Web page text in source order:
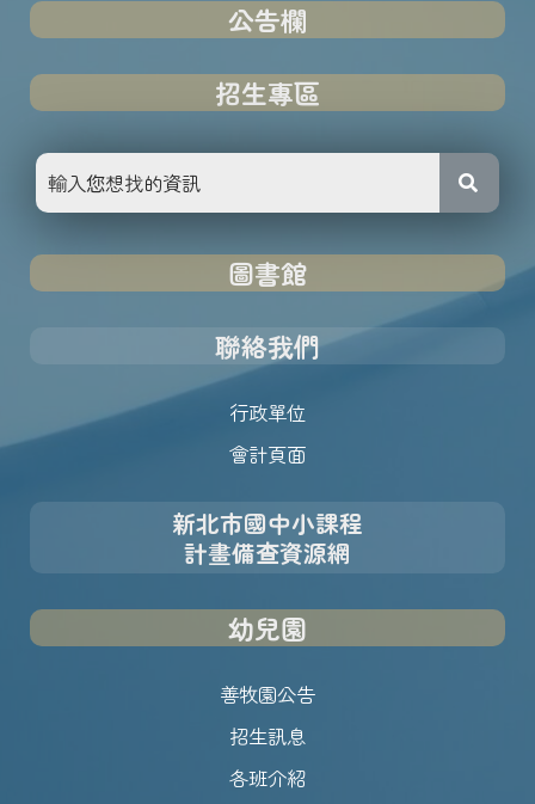
公告欄
招生專區
圖書館
聯絡我們
行政單位
會計頁面
新北市國中小課程
計畫備查資源網
幼兒園
善牧園公告
招生訊息
各班介紹